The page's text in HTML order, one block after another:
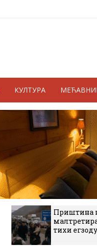
КУЛТУРА
Приштина
тихи